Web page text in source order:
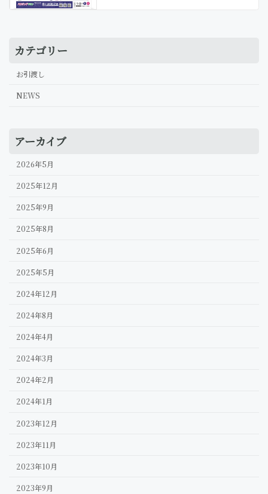
カテゴリー
お引渡し
NEWS
アーカイブ
2026年5月
2025年12月
2025年9月
2025年8月
2025年6月
2025年5月
2024年12月
2024年8月
2024年4月
2024年3月
2024年2月
2024年1月
2023年12月
2023年11月
2023年10月
2023年9月